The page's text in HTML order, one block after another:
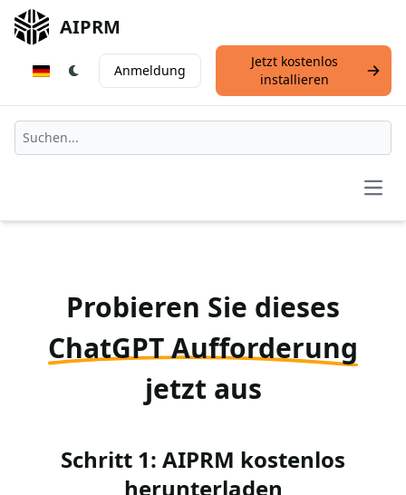
AIPRM
Anmeldung
Jetzt kostenlos
installieren
Probieren Sie dieses
ChatGPT Aufforderung
jetzt aus
Schritt 1: AIPRM kostenlos
herunterladen